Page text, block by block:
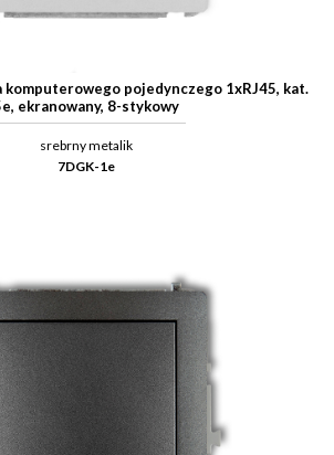
komputerowego pojedynczego 1xRJ45, kat.
ekranowany, 8-stykowy
srebrny metalik
7DGK-1e